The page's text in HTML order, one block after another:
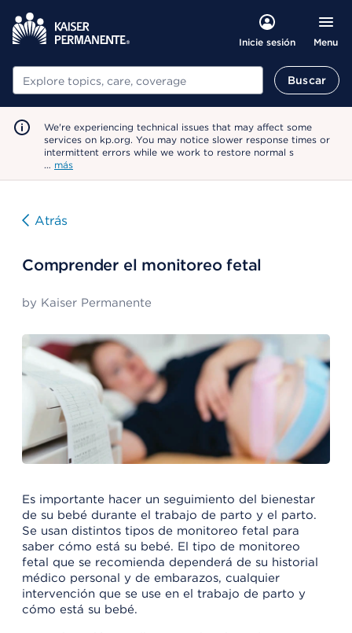
Inicie sesión Menu
Buscar Buscar
We're experiencing technical issues that may affect some
services on kp.org. You may notice slower response times or
intermittent errors while we work to restore normal s
… más
Atrás
Comprender el monitoreo fetal
by Kaiser Permanente
Es importante hacer un seguimiento del bienestar
de su bebé durante el trabajo de parto y el parto.
Se usan distintos tipos de monitoreo fetal para
saber cómo está su bebé. El tipo de monitoreo
fetal que se recomienda dependerá de su historial
médico personal y de embarazos, cualquier
intervención que se use en el trabajo de parto y
cómo está su bebé.